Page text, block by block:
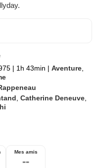
| 1h 43min | Aventure
,Catherine Deneuve
Mes amis
--